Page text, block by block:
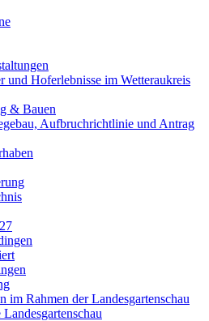
und Hoferlebnisse im Wetteraukreis
& Bauen
Aufbruchrichtlinie und Antrag
im Rahmen der Landesgartenschau